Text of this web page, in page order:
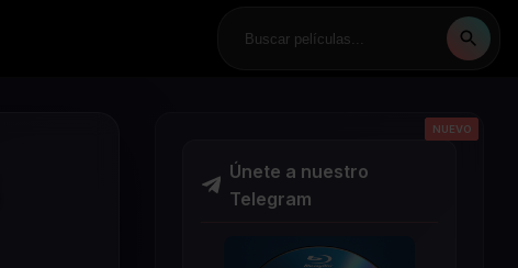
Únete a nuestro
Telegram
NUEVO
NUEVO
NUEVO
NUEVO
NUEVO